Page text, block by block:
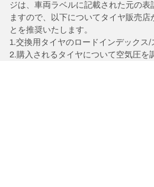
ジは、車両ラベルに記載された元の表
ますので、以下についてタイヤ販売店
とを推奨いたします。
1.交換用タイヤのロードインデックス/
2.購入されるタイヤについて空気圧を